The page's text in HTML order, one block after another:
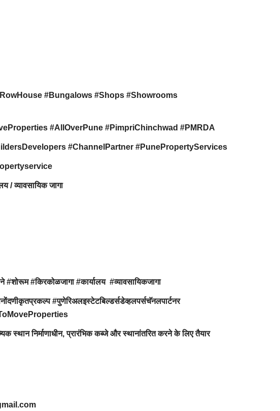
#Bungalows #Shops #Showrooms
#AllOverPune #PimpriChinchwad #PMRDA
#ChannelPartner #PunePropertyServices
/ व्यावसायिक जागा
#किरकोळजागा #कार्यालय #व्यावसायिकजागा
#पुणेरिअलइस्टेटबिल्डर्सडेव्हलपर्सचॅनलपार्टनर
स्थान निर्माणाधीन, प्रारंभिक कब्जे और स्थानांतरित करने के लिए तैयार